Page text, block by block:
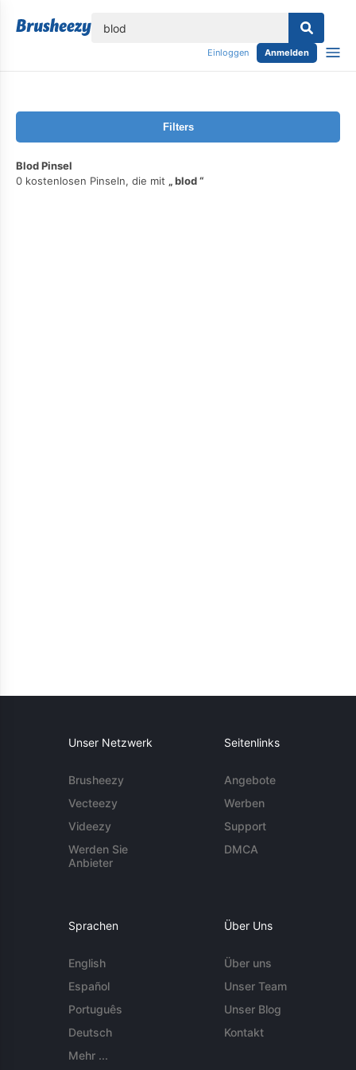
Einloggen Anmelden
Filters
Blod Pinsel
0 kostenlosen Pinseln, die mit
blod
Unser Netzwerk
Brusheezy
Vecteezy
Videezy
Werden Sie
Anbieter
Seitenlinks
Angebote
Werben
Support
DMCA
Sprachen
English
Español
Português
Deutsch
Mehr ...
Über Uns
Über uns
Unser Team
Unser Blog
Kontakt